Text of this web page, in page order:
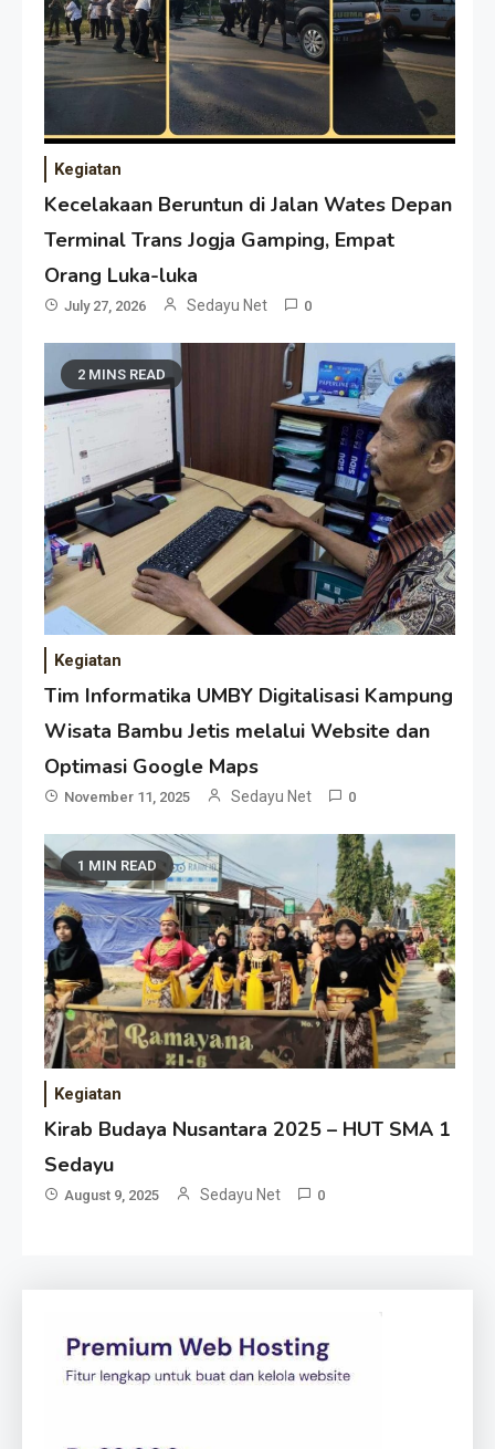
Kegiatan
Kecelakaan Beruntun di Jalan Wates Depan
Terminal Trans Jogja Gamping, Empat
Orang Luka-luka
July 27, 2026 Sedayu Net 0
2 MINS READ
Kegiatan
Tim Informatika UMBY Digitalisasi Kampung
Wisata Bambu Jetis melalui Website dan
Optimasi Google Maps
November 11, 2025 Sedayu Net 0
1 MIN READ
Kegiatan
Kirab Budaya Nusantara 2025 – HUT SMA 1
Sedayu
August 9, 2025 Sedayu Net 0